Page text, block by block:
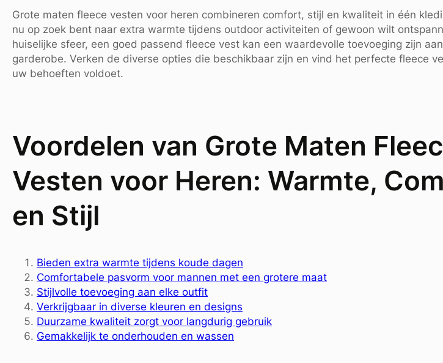
Grote maten fleece vesten voor heren combineren comfort, stijl en kwaliteit in één
nu op zoek bent naar extra warmte tijdens outdoor activiteiten of gewoon wilt
huiselijke sfeer, een goed passend fleece vest kan een waardevolle toevoeging zijn
garderobe. Verken de diverse opties die beschikbaar zijn en vind het perfecte fleece
uw behoeften voldoet.
Voordelen van Grote Maten
Vesten voor Heren: Warmte,
en Stijl
Bieden extra warmte tijdens koude dagen
Comfortabele pasvorm voor mannen met een grotere maat
Stijlvolle toevoeging aan elke outfit
Verkrijgbaar in diverse kleuren en designs
Duurzame kwaliteit zorgt voor langdurig gebruik
Gemakkelijk te onderhouden en wassen